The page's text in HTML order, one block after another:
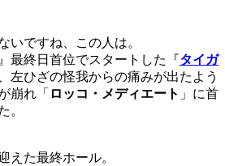
いですね、この人は。
』最終日首位でスタートした『タイガ
左ひざの怪我からの痛みが出たよう
崩れ「 ロッコ・メディエート 」に首
。
えた最終ホール。